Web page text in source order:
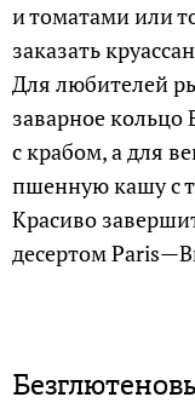
и томатами или
заказать
Для любителей
заварное кольцо
с крабом, а для
пшенную кашу с
Красиво
десертом